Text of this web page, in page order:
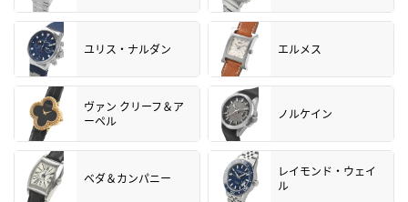
ユリス・ナルダン エルメス
ヴァン クリーフ＆ア
ーペル
ノルケイン
ベダ＆カンパニー
レイモンド・ウェイ
ル